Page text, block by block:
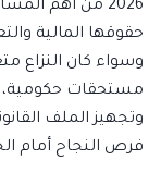
2026 من أهم
حقوقها المالية
وسواء كان النزاع
مستحقات حكومية،
وتجهيز الملف
فرص النجاح أمام